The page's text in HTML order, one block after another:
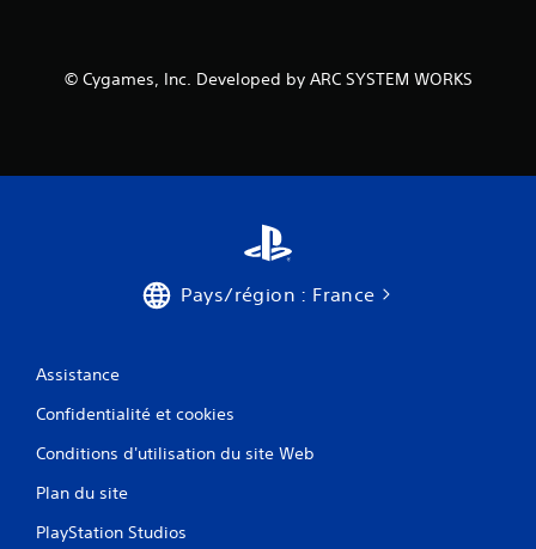
© Cygames, Inc. Developed by ARC SYSTEM WORKS
Pays/région : France
Assistance
Confidentialité et cookies
Conditions d'utilisation du site Web
Plan du site
PlayStation Studios